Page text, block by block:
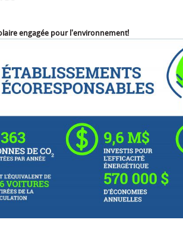
engagée pour l'environnement!